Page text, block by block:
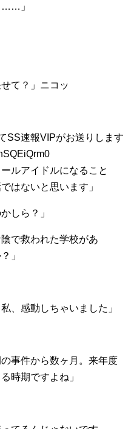
……」
て？」ニコッ
SS速報VIPがお送りします
ルアイドルになること
はないと思います」
しら？」
で救われた学校があ
」
、感動しちゃいました」
事件から数ヶ月。来年度
時期ですよね」